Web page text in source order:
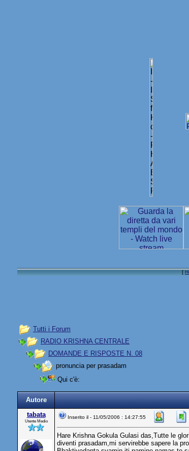
[
Tutti i Forum
RADIO KRISHNA CENTRALE
DOMANDE E RISPOSTE N. 08
pronuncia per prasadam
Qui c'è:
Autore
tabata
Utente Medio
Inserito il - 11/05/2006 : 14:27:55
Hare Krishna Gokula Gulasi das,Tutte le
diventi prasadam,mi servirebbe sapere la